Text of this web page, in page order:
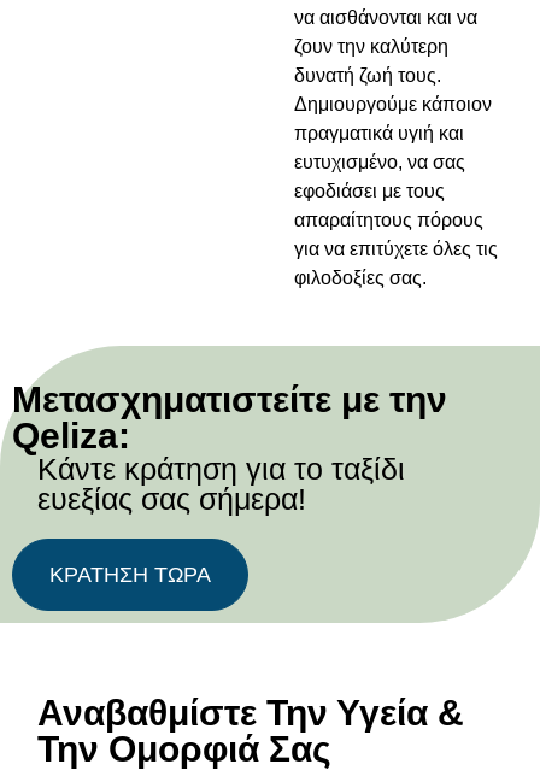
να αισθάνονται και να
ζουν την καλύτερη
δυνατή ζωή τους.
Δημιουργούμε κάποιον
πραγματικά υγιή και
ευτυχισμένο, να σας
εφοδιάσει με τους
απαραίτητους πόρους
για να επιτύχετε όλες τις
φιλοδοξίες σας.
Μετασχηματιστείτε με την
Qeliza:
Κάντε κράτηση για το ταξίδι
ευεξίας σας σήμερα!
ΚΡΑΤΗΣΗ ΤΩΡΑ
Αναβαθμίστε Την Υγεία &
Την Ομορφιά Σας